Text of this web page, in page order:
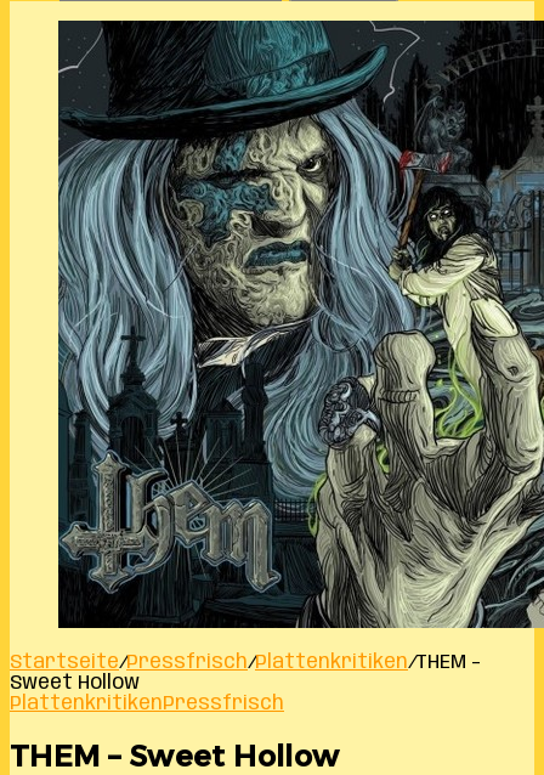
Startseite/Pressfrisch/Plattenkritiken/THEM –
Sweet Hollow
PlattenkritikenPressfrisch
THEM – Sweet Hollow